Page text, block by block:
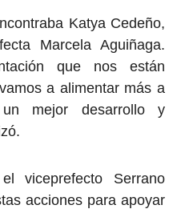
Katya Cedeño,
Marcela Aguiñaga.
que nos están
a alimentar más a
mejor desarrollo y
viceprefecto Serrano
acciones para apoyar